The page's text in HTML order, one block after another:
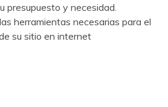
presupuesto y necesidad.
herramientas necesarias para el
su sitio en internet